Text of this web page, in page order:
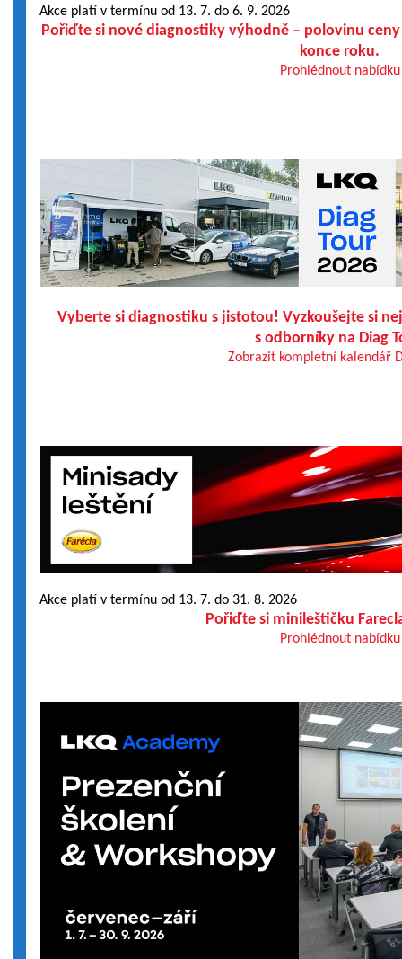
Akce platí v termínu od 13. 7. do 6. 9. 2026
Pořiďte si nové diagnostiky výhodně – polovinu
konce roku.
Prohlédnout nabídku
Vyberte si diagnostiku s jistotou! Vyzkoušejte si
s odborníky na Diag
Zobrazit kompletní kalendář
Akce platí v termínu od 13. 7. do 31. 8. 2026
Pořiďte si minileštičku
Prohlédnout nabídku